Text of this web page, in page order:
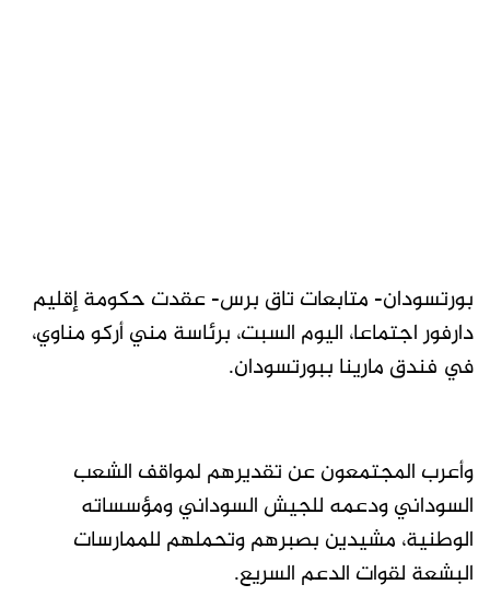
بورتسودان- متابعات تاق برس- عقدت حكومة إقليم
دارفور اجتماعا، اليوم السبت، برئاسة مني أركو مناوي،
في فندق مارينا ببورتسودان.
وأعرب المجتمعون عن تقديرهم لمواقف الشعب
السوداني ودعمه للجيش السوداني ومؤسساته
الوطنية، مشيدين بصبرهم وتحملهم للممارسات
البشعة لقوات الدعم السريع.